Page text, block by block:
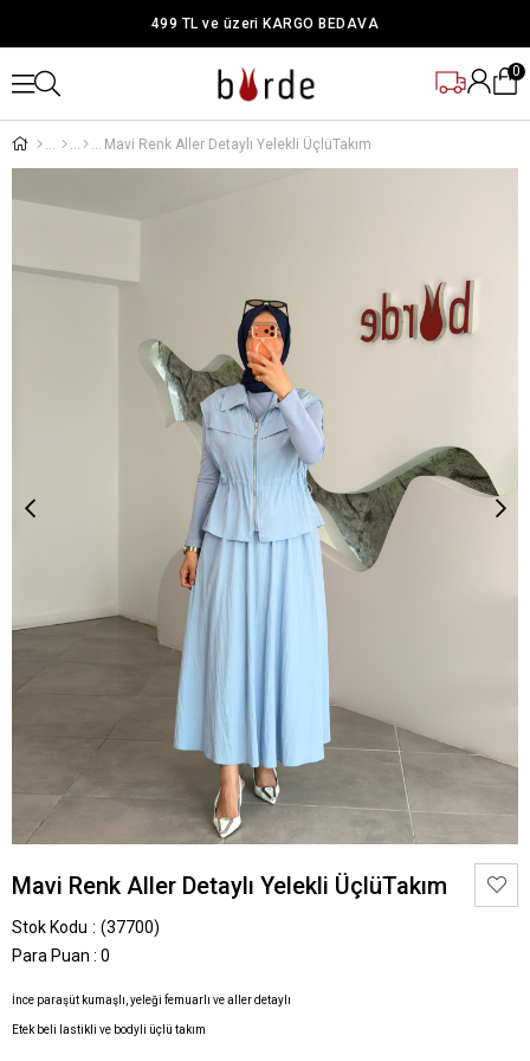
499 TL ve üzeri KARGO BEDAVA
0
Mavi Renk Aller Detaylı Yelekli ÜçlüTakım
Mavi Renk Aller Detaylı Yelekli ÜçlüTakım
Stok Kodu
(37700)
Para Puan : 0
İnce paraşüt kumaşlı, yeleği femuarlı ve aller detaylı
Etek beli lastikli ve bodyli üçlü takım